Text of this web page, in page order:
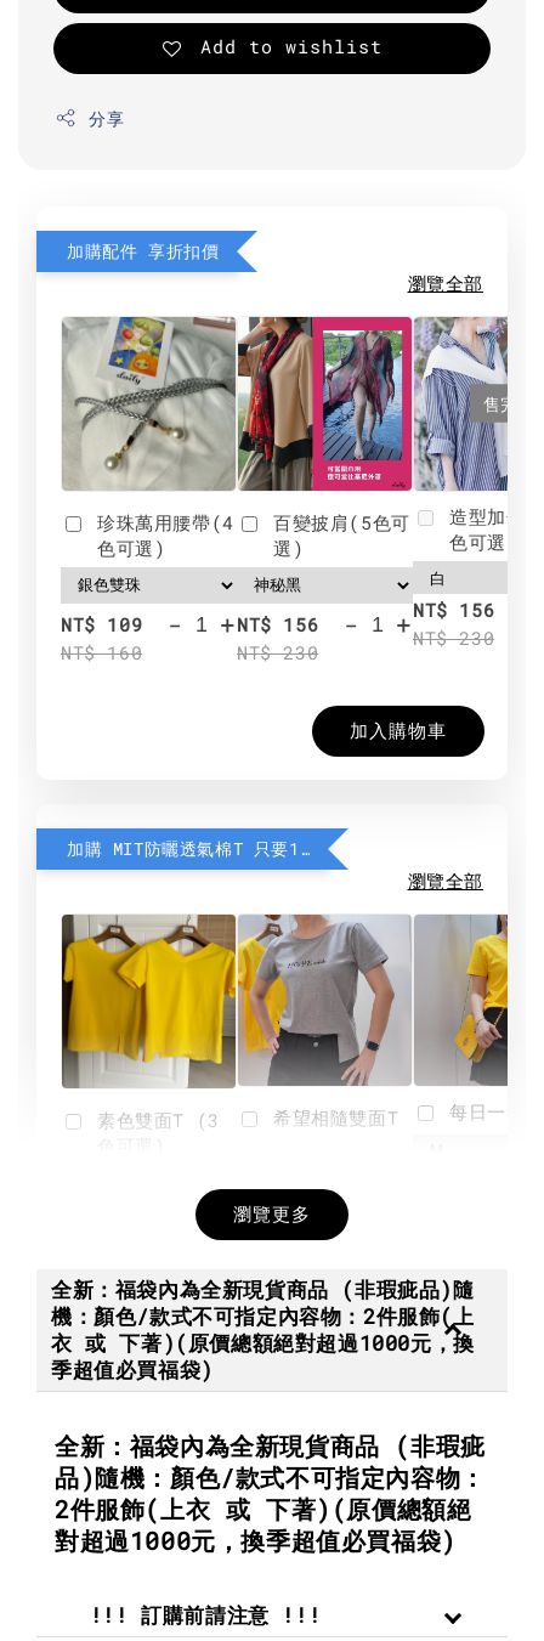
Add to wishlist
分享
加購配件 享折扣價
瀏覽全部
珍珠萬用腰帶(4
色可選)
NT$ 109
NT$ 160
- +
百變披肩(5色可
選)
NT$ 156
NT$ 230
- +
售完
造型加分
色可選)
NT$ 156
NT$ 230
加入購物車
加購 MIT防曬透氣棉T 只要190元
瀏覽全部
素色雙面T (3
+
希望相隨雙面T
NT$ 190
-
每日一笑
加入購物車
瀏覽更多
全新：福袋內為全新現貨商品 (非瑕疵品)隨
機：顏色/款式不可指定內容物：2件服飾(上
衣 或 下著)(原價總額絕對超過1000元，換
季超值必買福袋)
全新：福袋內為全新現貨商品 (非瑕疵
品)隨機：顏色/款式不可指定內容物：
2件服飾(上衣 或 下著)(原價總額絕
對超過1000元，換季超值必買福袋)
!!! 訂購前請注意 !!!